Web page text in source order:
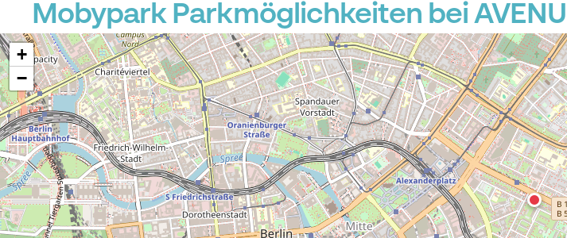
Mobypark Parkmöglichkeiten bei
+
−